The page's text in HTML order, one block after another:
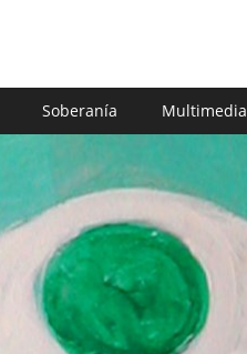
Soberanía Multimedia